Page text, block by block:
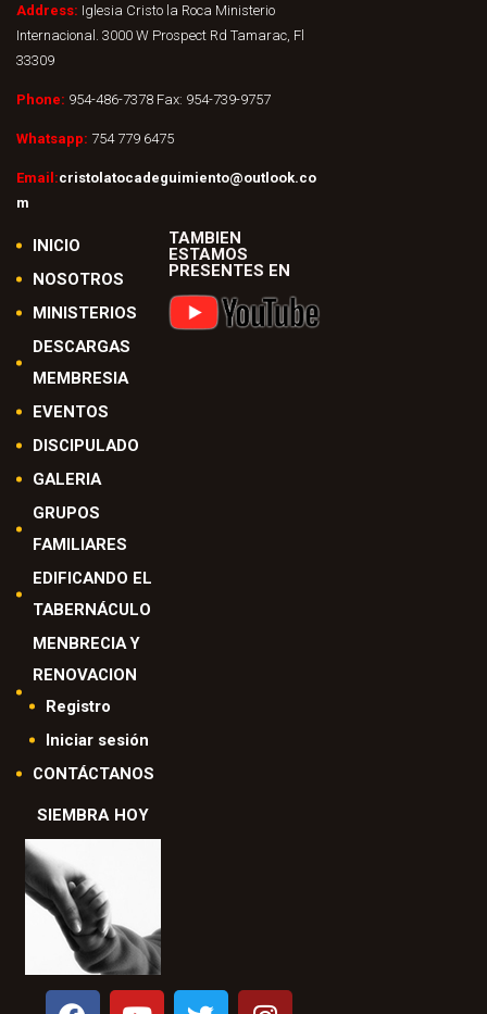
Address: Iglesia Cristo la Roca Ministerio
Internacional. 3000 W Prospect Rd Tamarac, Fl
33309
Phone: 954-486-7378 Fax: 954-739-9757
Whatsapp: 754 779 6475
Email:cristolatocadeguimiento@outlook.co
m
INICIO
NOSOTROS
MINISTERIOS
DESCARGAS
MEMBRESIA
EVENTOS
DISCIPULADO
GALERIA
GRUPOS
FAMILIARES
EDIFICANDO EL
TABERNÁCULO
MENBRECIA Y
RENOVACION
Registro
Iniciar sesión
CONTÁCTANOS
TAMBIEN
ESTAMOS
PRESENTES EN
SIEMBRA HOY